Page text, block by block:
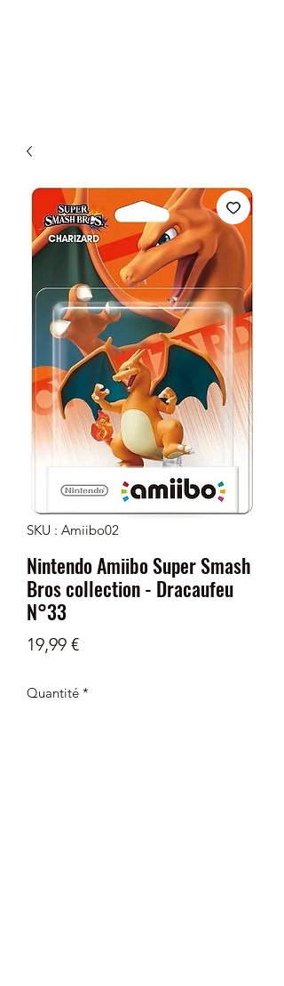
SKU : Amiibo02
Nintendo Amiibo Super Smash
Bros collection - Dracaufeu
N°33
19,99 €Prix
Quantité *